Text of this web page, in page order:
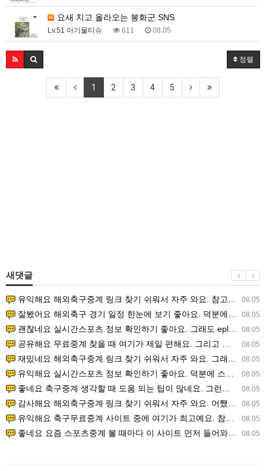
요새 치고 올라오는 봉화군 SNS
Lv.51 아기물티슈 611 08.05
정렬
1 2 3 4 5
새댓글
08.05
유익해요 해외축구중계 링크 찾기 쉬워서 자주 와요. 참고로 무료스포츠중계 정보 확인할 때 출처 꼭 체크해요.…
08.05
잘봤어요 해외축구 경기 일정 한눈에 보기 좋아요. 덕분에 epl중계 볼 때 공식 중계 채널 먼저 찾아봐요. …
08.05
괜찮네요 실시간스포츠 정보 확인하기 좋아요. 그래도 epl중계 볼 때 공식 중계 채널 먼저 찾아봐요. 북마크…
08.05
공유해요 무료중계 찾을 때 여기가 제일 편해요. 그리고 무료스포츠중계 정보 확인할 때 출처 꼭 체크해요. 앞…
08.05
재밌네요 해외축구중계 링크 찾기 쉬워서 자주 와요. 그래서 해외축구중계도 정식 서비스로 봐야 안전해요. 다음…
08.05
유익해요 실시간스포츠 정보 확인하기 좋아요. 덕분에 스포츠중계는 합법적인 경로로만 시청하려 해요. 좋은 정보…
08.05
좋네요 축구중계 생각할 때 도움 되는 팁이 많네요. 그런데 해외축구중계도 정식 서비스로 봐야 안전해요. 다음…
08.05
감사해요 해외축구중계 링크 찾기 쉬워서 자주 와요. 어쨌든 축구무료중계도 합법적인 곳에서 봐야 마음 편해요.…
08.05
유익해요 축구무료중계 사이트 중에 여기가 최고예요. 참고로 축구무료중계도 합법적인 곳에서 봐야 마음 편해요.…
08.05
좋네요 요즘 스포츠중계 볼 때마다 이 사이트 먼저 들어와요. 그나저나 epl중계 볼 때 공식 중계 채널 먼저…